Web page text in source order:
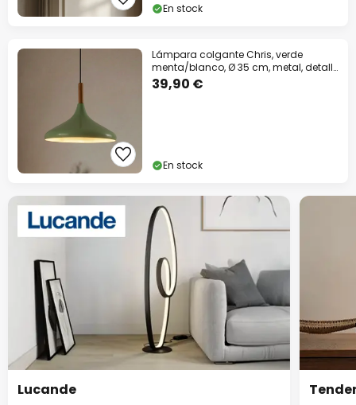
En stock
Lámpara colgante Chris, verde
menta/blanco, Ø 35 cm, metal, detalle
madera
39,90 €
En stock
Lucande